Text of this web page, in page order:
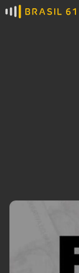
Ver todas as